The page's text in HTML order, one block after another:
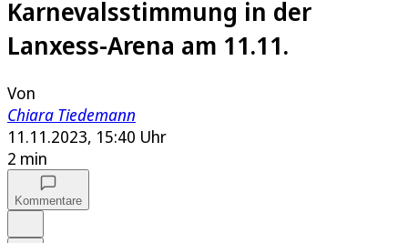
Karnevalsstimmung in der
Lanxess-Arena am 11.11.
Von
Chiara Tiedemann
11.11.2023, 15:40 Uhr
2 min
Kommentare